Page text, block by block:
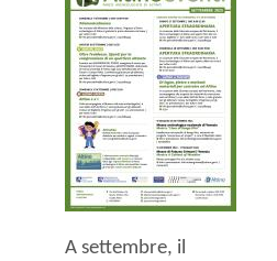
A settembre, il